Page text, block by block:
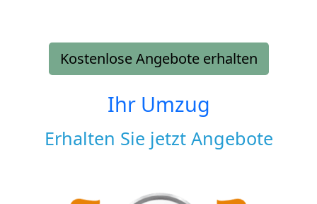
Kostenlose Angebote erhalten
Ihr Umzug
Erhalten Sie jetzt Angebote